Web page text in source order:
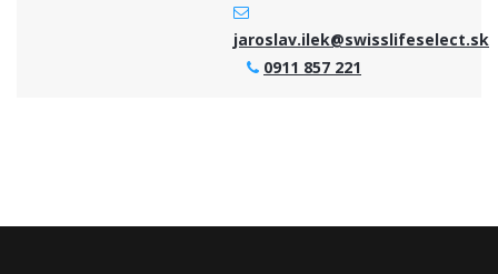
jaroslav.ilek@swisslifeselect.sk
0911 857 221